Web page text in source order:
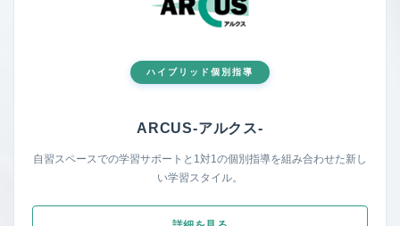
ハイブリッド個別指導
ARCUS-アルク ス-
自習スペースでの学習サポートと1対1の個別指導を組み合わせた新し
い学習スタイル。